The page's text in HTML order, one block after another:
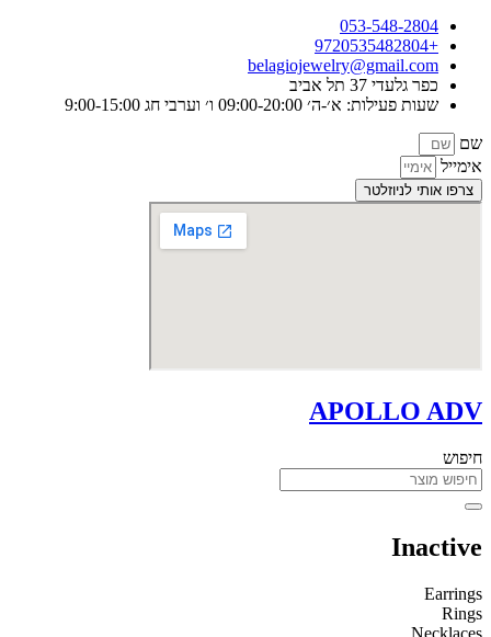
053-548-2804
+9720535482804
belagiojewelry@gmail.com
כפר גלעדי 37 תל אביב
שעות פעילות: א׳-ה׳ 09:00-20:00 ו׳ וערבי חג 9:00-15:00
שם
אימייל
צרפו אותי לניוזלטר
APOLLO ADV
חיפוש
Inactive
Earrings
Rings
Necklaces